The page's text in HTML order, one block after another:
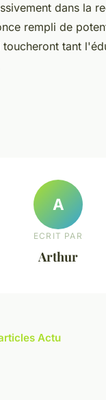
dans la
rempli de
tant
A
ECRIT PAR
Arthur
Actu